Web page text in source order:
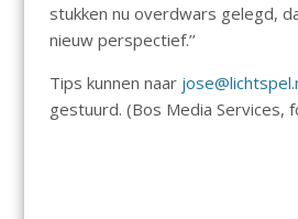
stukken nu overdwars gelegd,
nieuw perspectief.’’
Tips kunnen naar
gestuurd. (Bos Media Services,